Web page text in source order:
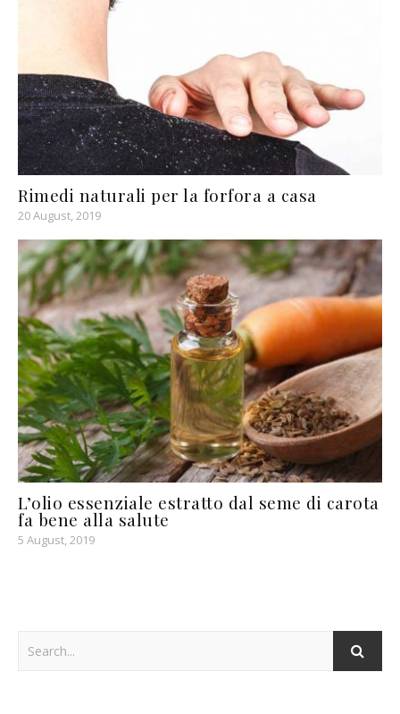
Rimedi naturali per la forfora a casa
20 August, 2019
L’olio essenziale estratto dal seme di carota
fa bene alla salute
5 August, 2019